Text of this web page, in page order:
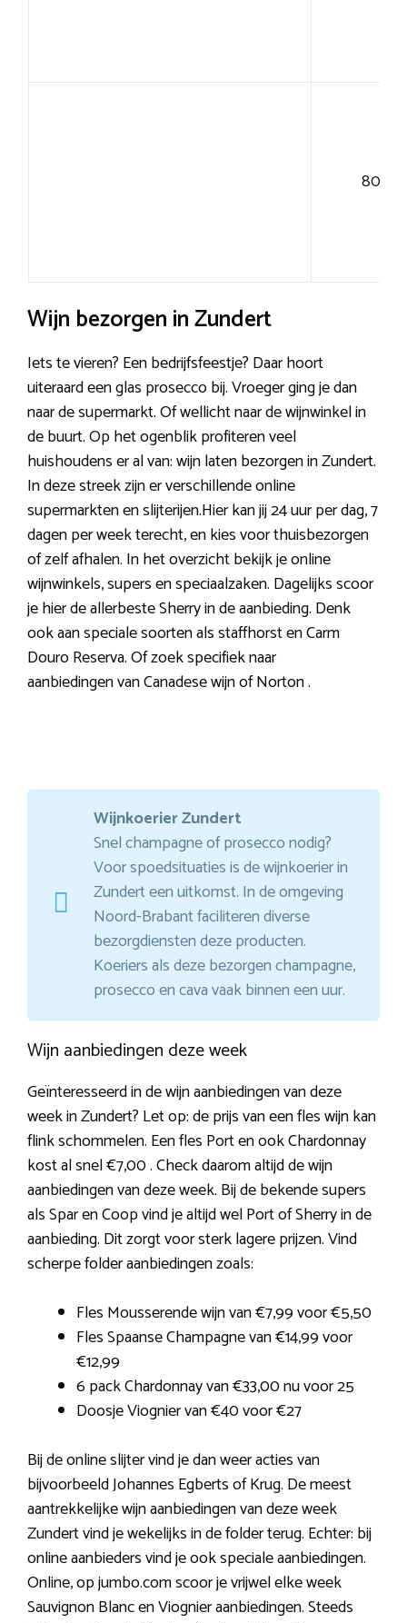
80+
Wijn bezorgen in Zundert
Iets te vieren? Een bedrijfsfeestje? Daar hoort
uiteraard een glas prosecco bij. Vroeger ging je dan
naar de supermarkt. Of wellicht naar de wijnwinkel in
de buurt. Op het ogenblik profiteren veel
huishoudens er al van: wijn laten bezorgen in Zundert.
In deze streek zijn er verschillende online
supermarkten en slijterijen.Hier kan jij 24 uur per dag, 7
dagen per week terecht, en kies voor thuisbezorgen
of zelf afhalen. In het overzicht bekijk je online
wijnwinkels, supers en speciaalzaken. Dagelijks scoor
je hier de allerbeste Sherry in de aanbieding. Denk
ook aan speciale soorten als staffhorst en Carm
Douro Reserva. Of zoek specifiek naar
aanbiedingen van Canadese wijn of Norton .
Wijnkoerier Zundert
Snel champagne of prosecco nodig?
Voor spoedsituaties is de wijnkoerier in
Zundert een uitkomst. In de omgeving
Noord-Brabant faciliteren diverse
bezorgdiensten deze producten.
Koeriers als deze bezorgen champagne,
prosecco en cava vaak binnen een uur.
Wijn aanbiedingen deze week
Geïnteresseerd in de wijn aanbiedingen van deze
week in Zundert? Let op: de prijs van een fles wijn kan
flink schommelen. Een fles Port en ook Chardonnay
kost al snel €7,00 . Check daarom altijd de wijn
aanbiedingen van deze week. Bij de bekende supers
als Spar en Coop vind je altijd wel Port of Sherry in de
aanbieding. Dit zorgt voor sterk lagere prijzen. Vind
scherpe folder aanbiedingen zoals:
Fles Mousserende wijn van €7,99 voor €5,50
Fles Spaanse Champagne van €14,99 voor
€12,99
6 pack Chardonnay van €33,00 nu voor 25
Doosje Viognier van €40 voor €27
Bij de online slijter vind je dan weer acties van
bijvoorbeeld Johannes Egberts of Krug. De meest
aantrekkelijke wijn aanbiedingen van deze week
Zundert vind je wekelijks in de folder terug. Echter: bij
online aanbieders vind je ook speciale aanbiedingen.
Online, op jumbo.com scoor je vrijwel elke week
Sauvignon Blanc en Viognier aanbiedingen. Steeds